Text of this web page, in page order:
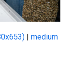
|medium